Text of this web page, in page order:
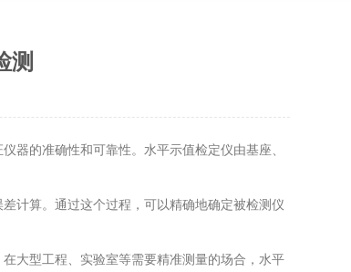
测
的准确性和可靠性。水平示值检定仪由基座、
计算。通过这个过程，可以精确地确定被检测仪
大型工程、实验室等需要精准测量的场合，水平